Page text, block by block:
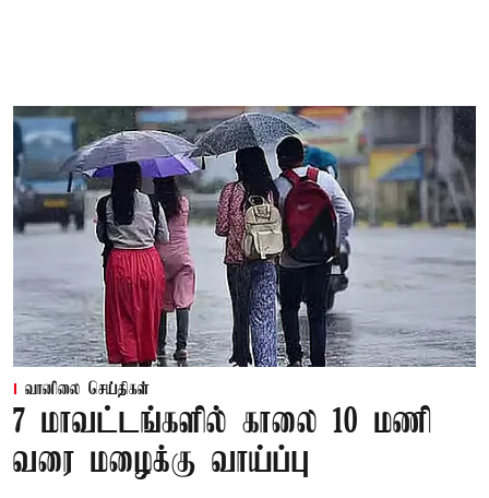
வானிலை செய்திகள்
7 மாவட்டங்களில் காலை 10 மணி
வரை மழைக்கு வாய்ப்பு